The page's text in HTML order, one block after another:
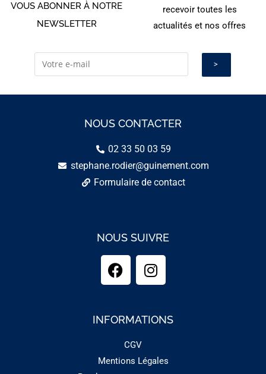
VOUS ABONNER À NOTRE
NEWSLETTER
recevoir toutes les
actualités et nos offres
NOUS CONTACTER
02 33 50 03 59
stephane.rodier@guinement.com
Formulaire de contact
NOUS SUIVRE
INFORMATIONS
CGV
Mentions Légales